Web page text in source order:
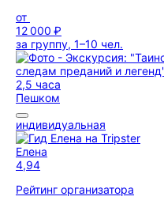
от
12 000 ₽
за группу, 1–10 чел.
2,5 часа
Пешком
индивидуальная
Елена
4,94
Рейтинг организатора